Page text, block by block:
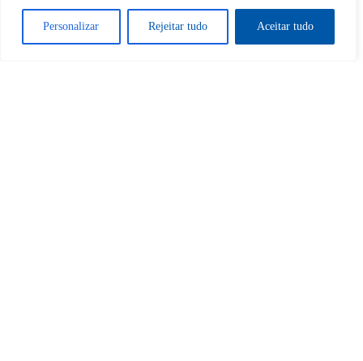
Personalizar Rejeitar tudo Aceitar tudo
Sim Não